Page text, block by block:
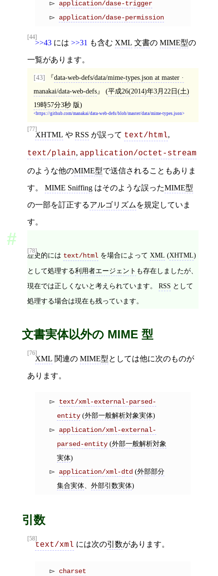
application/dase-trigger
application/dase-permission
[44]
>>43 には >>31 も含む XML 文書の MIME型の
一覧があります。
[43]
data-web-defs/data/mime-types.json at master ·
manakai/data-web-defs
(平成26(2014)年3月22日(土)
19時57分3秒版)
https://github.com/manakai/data-web-defs/blob/master/data/mime-types.json
[77]
XHTML や RSS が誤って text/html,
text/plain, application/octet-stream
のような他のMIME型で送信されることもありま
す。 MIME Sniffing はそのような誤ったMIME型
の一部を訂正するアルゴリズム を規定していま
す。
[78]
歴史的には text/html を場合によって XML (XHTML)
として処理する利用者エージェント も存在しましたが、
現在では正しくないと考えられています。 RSS として
処理する場合は現在も残っています。
文書実体以外の MIME 型
[76]
XML 関連の MIME型としては他に次のものが
あります。
text/xml-external-parsed-
entity(外部一般解析対象実体)
application/xml-external-
parsed-entity(外部一般解析対象
実体)
application/xml-dtd (外部部分
集合実体、 外部引数実体)
引数
[58]
text/xml には次の引数があります。
charset